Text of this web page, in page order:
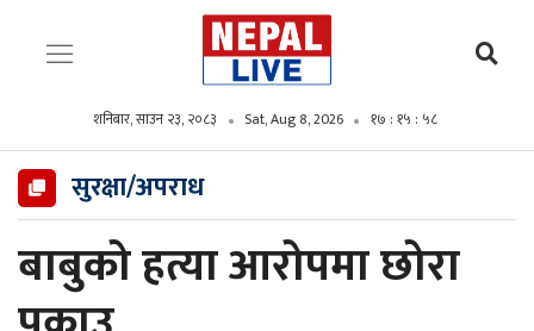
शनिबार, साउन २३, २०८३ Sat, Aug 8, 2026 १७ : १५ : ५९
सुरक्षा/अपराध
बाबुको हत्या आरोपमा छोरा